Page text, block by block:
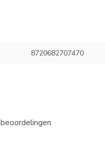
8720682707470
beoordelingen